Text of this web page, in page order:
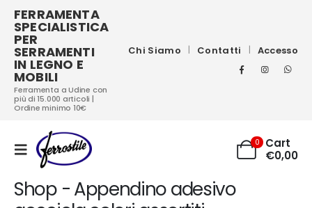
FERRAMENTA
SPECIALISTICA
PER
SERRAMENTI
IN LEGNO E
MOBILI
Ferramenta a Udine con
più di 15.000 articoli |
Ordine minimo 10€
Chi Siamo Contatti Accesso
0
Cart
€0,00
Shop - Appendino adesivo